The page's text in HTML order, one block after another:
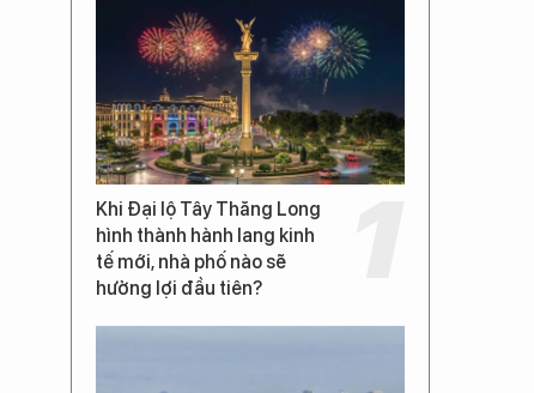
Khi Đại lộ Tây Thăng Long
hình thành hành lang kinh
tế mới, nhà phố nào sẽ
hưởng lợi đầu tiên?